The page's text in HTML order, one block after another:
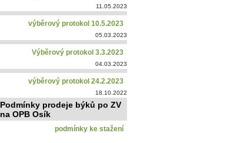
11.05.2023
výběrový protokol 10.5.2023
05.03.2023
Výběrový protokol 3.3.2023
04.03.2023
výběrový protokol 24.2.2023
18.10.2022
Podmínky prodeje býků po ZV
na OPB Osík
podmínky ke stažení